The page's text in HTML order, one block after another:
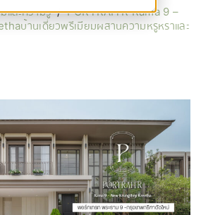
และความรู้/PORTRAITR Rama 9 –
บ้านเดี่ยวพรีเมียมผสานความหรูหราและ